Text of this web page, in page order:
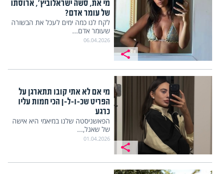
מי את, סשה ישראלוביץ', ארוסתו
של עומר אדם?
לקח לנו כמה ימים לעכל את הבשורה
שעומר אדם...
06.04.2026
מי אם לא אתי קובו תתארגן על
הפריט שכ-ו-ל-ן הכי חמות עליו
כרגע
הפאשניסטה שלנו במיאמי היא אישה
של שאנל,...
01.04.2026